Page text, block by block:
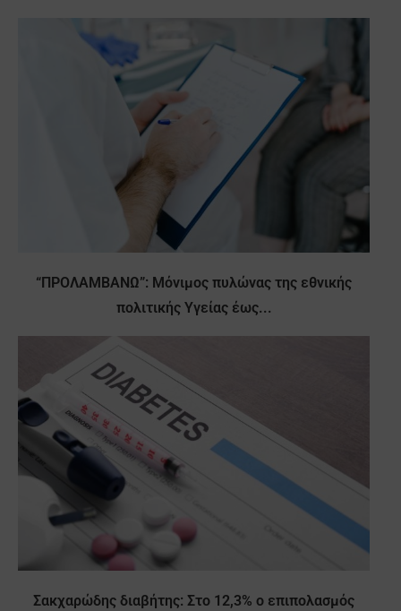
“ΠΡΟΛΑΜΒΑΝΩ”: Μόνιμος πυλώνας της εθνικής
πολιτικής Υγείας έως...
Σακχαρώδης διαβήτης: Στο 12,3% ο επιπολασμός